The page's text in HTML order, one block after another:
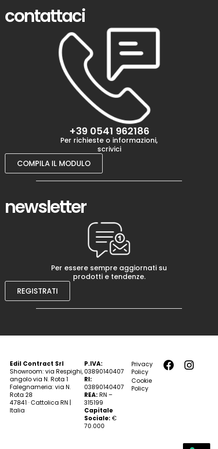
contattaci
+39 0541 962186
Per richieste o informazioni,
scrivici
COMPILA IL MODULO
newsletter
Per essere sempre aggiornati su
prodotti e tendenze.
REGISTRATI
Edil Contract Srl
Showroom: via Respighi,
angolo via N. Rota 1
Falegnameria: via N.
Rota 28
47841 · Cattolica RN |
Italia
P.IVA:
03890140407
RI:
03890140407
REA: RN –
315199
Capitale
Sociale: €
70.000
Privacy
Policy
Cookie
Policy